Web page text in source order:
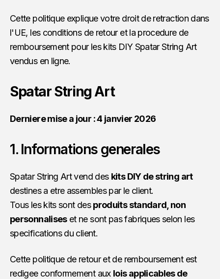
Cette politique explique votre droit de retraction dans
l'UE, les conditions de retour et la procedure de
remboursement pour les kits DIY Spatar String Art
vendus en ligne.
Spatar String Art
Derniere mise a jour : 4 janvier 2026
1. Informations generales
Spatar String Art vend des kits DIY de string art
destines a etre assembles par le client.
Tous les kits sont desproduits standard, non
personnaliseset ne sont pas fabriques selon les
specifications du client.
Cette politique de retour et de remboursement est
redigee conformement aux lois applicables de